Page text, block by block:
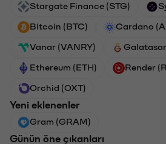
Stargate Finance (STG)
Bitcoin (BTC) Cardano
Vanar (VANRY)
Ethereum (ETH) Render
Orchid (OXT)
Yeni eklenenler
Gram (GRAM)
Günün öne çıkanları